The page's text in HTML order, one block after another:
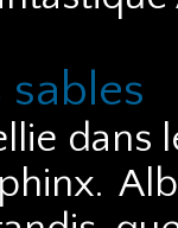
sables
dans